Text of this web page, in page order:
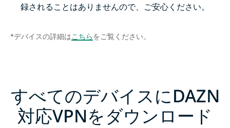
録されることはありませんので、ご安心ください。
*デバイスの詳細はこちらをご覧ください。
すべてのデバイスにDAZN
対応VPNをダウンロード